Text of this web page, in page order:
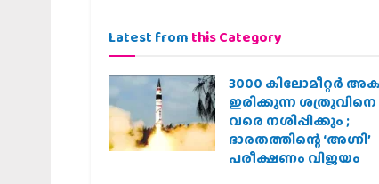
Latest from this Category
3000 കിലോമീറ്റർ
ഇരിക്കുന്ന ശത്രുവിനെ
വരെ നശിപ്പിക്കും ;
ഭാരതത്തിന്റെ ‘അഗ്നി’
പരീക്ഷണം വിജയം